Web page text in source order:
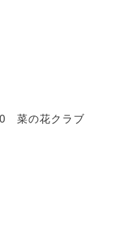
菜の花クラブ